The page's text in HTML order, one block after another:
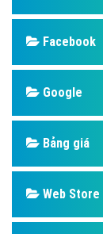
Facebook
Google
Bảng giá
Web Store